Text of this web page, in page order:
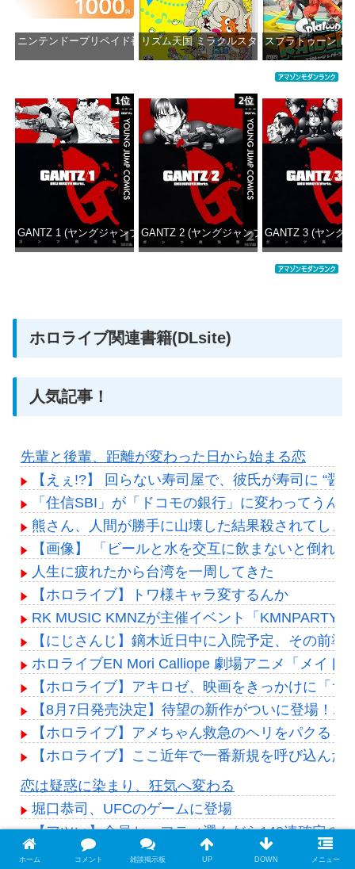
ニンテンドープリペイド番号 1000円|オンラインコード版
リズム天国 ミラクルスターズ -Switch
スプラトゥーン レ
1位
GANTZ 1 (ヤングジャンプコミックスDIGITAL)
2位
GANTZ 2 (ヤングジャンプコミックス
GANTZ 3 (ヤング
ホロライブ関連書籍(DLsite)
人気記事！
先輩と後輩、距離が変わった日から始まる恋
【えぇ!?】 回らない寿司屋で、彼氏が寿司に “
「住信SBI」が「ドコモの銀行」に変わってうん
熊さん、人間が勝手に山壊した結果殺されてし
【画像】 「ビールと水を交互に飲まないと倒れ
人生に疲れたから台湾を一周してきた
【ホロライブ】トワ様キャラ変するんか
RK MUSIC KMNZが主催イベント「KMNPARTY
【にじさんじ】鏑木近日中に入院予定、その前準
ホロライブEN Mori Calliope 劇場アニメ「メイド
【ホロライブ】アキロゼ、映画をきっかけに「
【8月7日発売決定】待望の新作がついに登場！
【ホロライブ】アメちゃん救急のヘリをパクる→
【ホロライブ】ここ近年で一番新規を呼び込んだ
Powered by livedoor 相互RSS
恋は疑惑に染まり、狂気へ変わる
堀口恭司、UFCのゲームに登場
【アツい】全員セーフティ選んだら140連確定の
【甲子園】青森山田が暑さ対策でユニ一新 ボタ
ホーム コメント 雑談掲示板 UP DOWN メニュー